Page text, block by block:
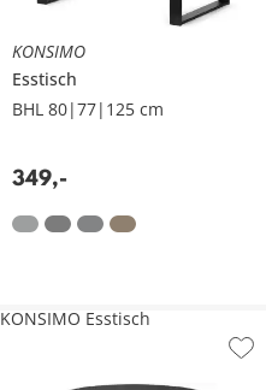
KONSIMO
Esstisch
BHL 80|77|125 cm
349,-
KONSIMO Esstisch